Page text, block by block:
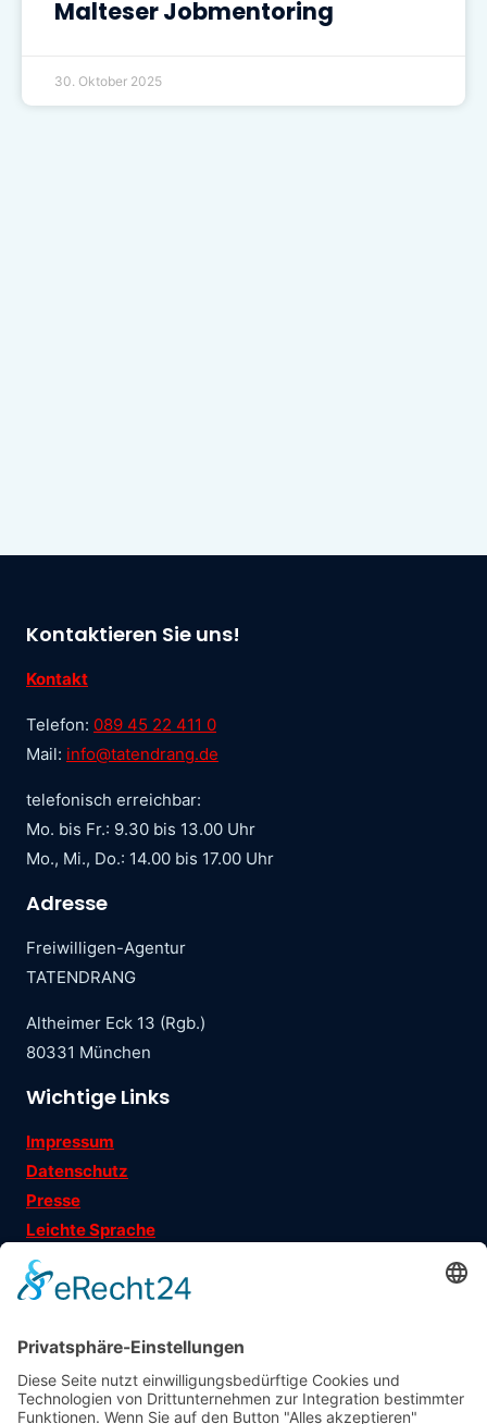
Malteser Jobmentoring
30. Oktober 2025
Kontaktieren Sie uns!
Kontakt
Telefon: 089 45 22 411 0
Mail: info@tatendrang.de
telefonisch erreichbar:
Mo. bis Fr.: 9.30 bis 13.00 Uhr
Mo., Mi., Do.: 14.00 bis 17.00 Uhr
Adresse
Freiwilligen-Agentur
TATENDRANG
Altheimer Eck 13 (Rgb.)
80331 München
Wichtige Links
Impressum
Datenschutz
Presse
Leichte Sprache
Ehrenamtsgeschichten
Folgen Sie uns auf
Träger: Verein für Fraueninteressen e.V.